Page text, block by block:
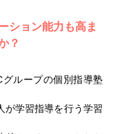
ション能力も高ま
？
ループの個別指導塾
が学習指導を行う学習